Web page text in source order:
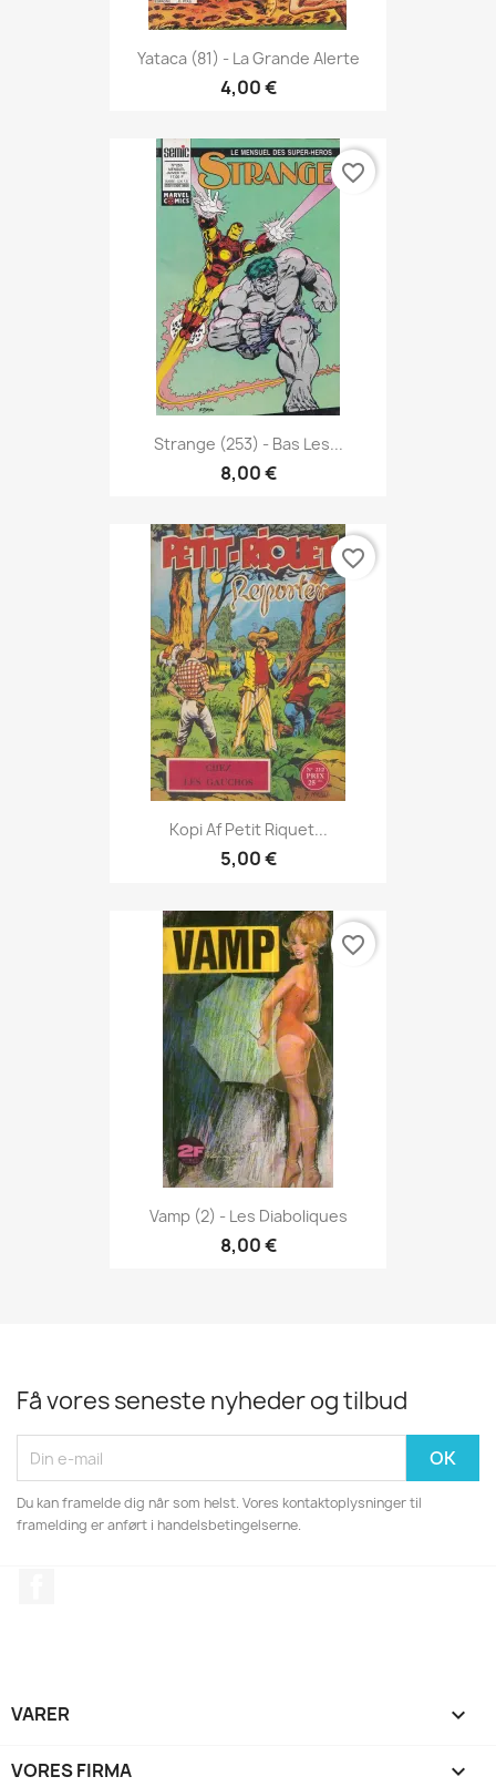
Yataca (81) - La Grande Alerte
4,00 €
Strange (253) - Bas Les...
8,00 €
favorite_border
Kopi Af Petit Riquet...
5,00 €
favorite_border
Vamp (2) - Les Diaboliques
8,00 €
favorite_border
Få vores seneste nyheder og tilbud
Du kan framelde dig når som helst. Vores kontaktoplysninger til
framelding er anført i handelsbetingelserne.
VARER 
VORES FIRMA 